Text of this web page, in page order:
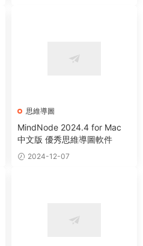
思維導圖
MindNode 2024.4 for Mac
中文版 優秀思維導圖軟件
2024-12-07